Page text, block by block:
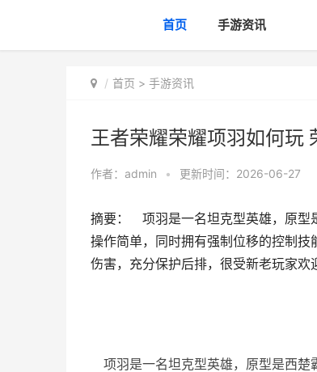
首页 手游资讯
首页 > 手游资讯
王者荣耀荣耀项羽如何玩
作者： admin • 更新时间：2026-06-27
摘要： 项羽是一名坦克型英雄，原型
操作简单，同时拥有强制位移的控制
伤害，充分保护后排，很受新老玩家
项羽是一名坦克型英雄，原型是西楚